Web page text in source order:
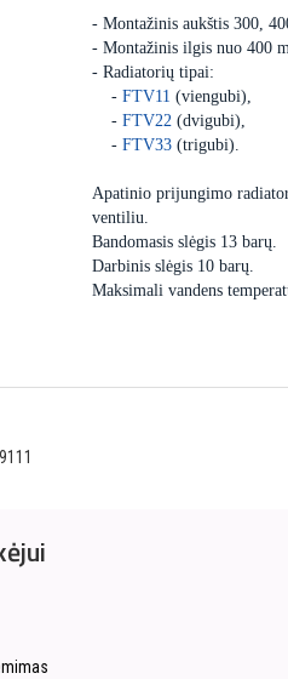
- Montažinis aukštis 300,
- Montažinis ilgis nuo 400
- Radiatorių tipai:
- FTV11 (viengubi),
- FTV22 (dvigubi),
- FTV33 (trigubi).
Apatinio prijungimo
ventiliu.
Bandomasis slėgis 13 barų.
Darbinis slėgis 10 barų.
Maksimali vandens